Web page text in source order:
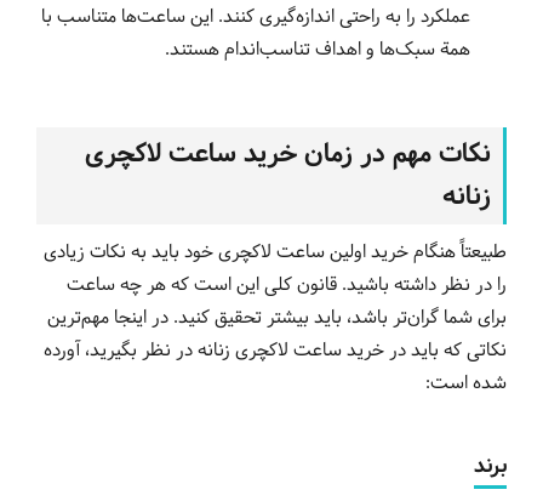
عملکرد را به راحتی اندازه‌گیری کنند. این ساعت‌ها متناسب با
همة سبک‌ها و اهداف تناسب‌اندام هستند.
نکات مهم در زمان خرید ساعت لاکچری
زنانه
طبیعتاً هنگام خرید اولین ساعت لاکچری خود باید به نکات زیادی
را در نظر داشته باشید. قانون کلی این است که هر چه ساعت
برای شما گران‌تر باشد، باید بیشتر تحقیق کنید. در اینجا مهم‌ترین
نکاتی که باید در خرید ساعت لاکچری زنانه در نظر بگیرید، آورده
شده است:
برند